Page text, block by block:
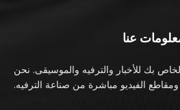
عنا
بك للأخبار والترفيه والموسيقى. نحن
الفيديو مباشرة من صناعة الترفيه.